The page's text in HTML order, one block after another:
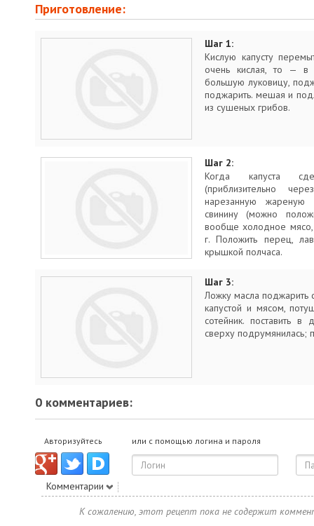
Приготовление:
Шаг 1:
Кислую капусту
очень кислая, то — в
большую луковицу,
поджарить. мешая и
из сушеных грибов.
Шаг 2:
Когда капуста
(приблизительно
нарезанную жареную
свинину (можно
вообще холодное
г. Положить перец,
крышкой полчаса.
Шаг 3:
Ложку масла поджарить
капустой и мясом,
сотейник. поставить
сверху подрумянилась;
0 комментариев:
Авторизуйтесь или с помощью логина и пароля
Комментарии
К сожалению, этот рецепт пока не содержит